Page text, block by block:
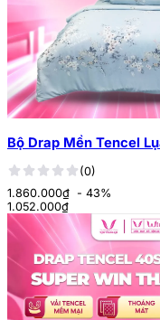
Bộ Drap Mền Tencel
(0)
1.860.000₫ - 43%
1.052.000₫